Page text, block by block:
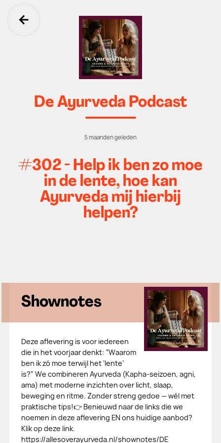
Ga terug
De Ayurveda Podcast
5 maanden geleden
#302 - Help ik ben zo moe
in de lente, hoe kan
Ayurveda mij hierbij
helpen?
Shownotes
Deze aflevering is voor iedereen
die in het voorjaar denkt: “Waarom
ben ik zó moe terwijl het ‘lente’
is?” We combineren Ayurveda (Kapha-seizoen, agni,
ama) met moderne inzichten over licht, slaap,
beweging en ritme. Zonder streng gedoe — wél met
praktische tips!👉 Benieuwd naar de links die we
noemen in deze aflevering EN ons huidige aanbod?
Klik op deze link.
https://allesoverayurveda.nl/shownotes/DE